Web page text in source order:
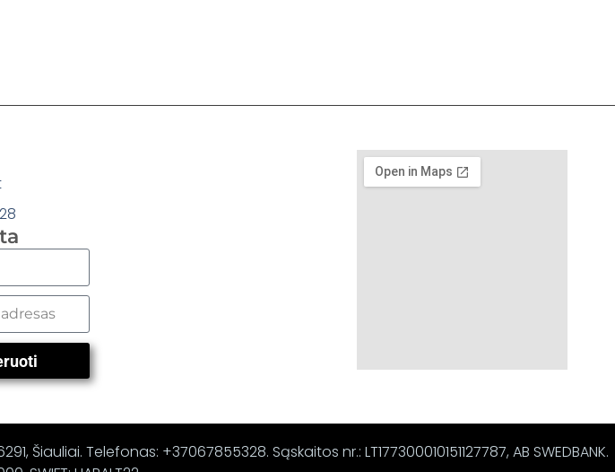
Šiauliai. Telefonas: +37067855328. Sąskaitos nr.: LT177300010151127787, AB SWEDBANK.